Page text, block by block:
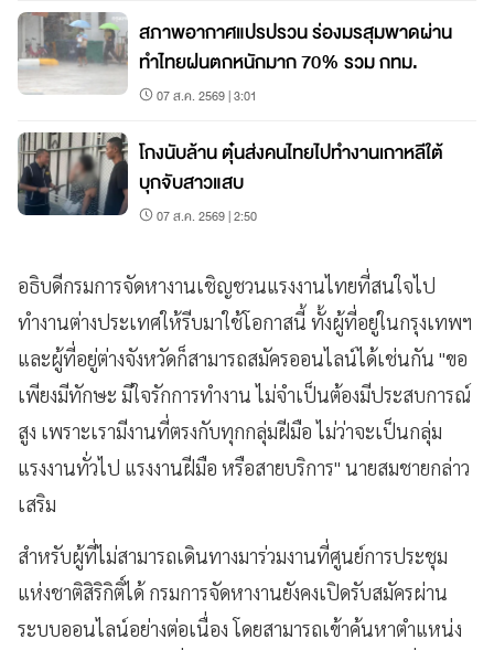
สภาพอากาศแปรปรวน ร่องมรสุมพาดผ่าน
ทำไทยฝนตกหนักมาก 70% รวม กทม.
07 ส.ค. 2569 | 3:01
โกงนับล้าน ตุ๋นส่งคนไทยไปทำงานเกาหลีใต้
บุกจับสาวแสบ
07 ส.ค. 2569 | 2:50
อธิบดีกรมการจัดหางานเชิญชวนแรงงานไทยที่สนใจไป
ทำงานต่างประเทศให้รีบมาใช้โอกาสนี้ ทั้งผู้ที่อยู่ในกรุงเทพฯ
และผู้ที่อยู่ต่างจังหวัดก็สามารถสมัครออนไลน์ได้เช่นกัน "ขอ
เพียงมีทักษะ มีใจรักการทำงาน ไม่จำเป็นต้องมีประสบการณ์
สูง เพราะเรามีงานที่ตรงกับทุกกลุ่มฝีมือ ไม่ว่าจะเป็นกลุ่ม
แรงงานทั่วไป แรงงานฝีมือ หรือสายบริการ" นายสมชายกล่าว
เสริม
สำหรับผู้ที่ไม่สามารถเดินทางมาร่วมงานที่ศูนย์การประชุม
แห่งชาติสิริกิติ์ได้ กรมการจัดหางานยังคงเปิดรับสมัครผ่าน
ระบบออนไลน์อย่างต่อเนื่อง โดยสามารถเข้าค้นหาตำแหน่ง